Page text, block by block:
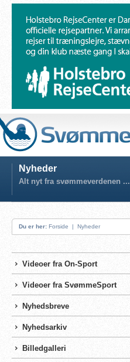
Nyheder
Alt nyt fra svømmeverdenen ...
Du er her: Forside | Nyheder
Videoer fra On-Sport
Videoer fra SvømmeSport
Nyhedsbreve
Nyhedsarkiv
Billedgalleri